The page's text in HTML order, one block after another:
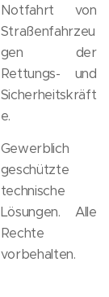
Notfahrt von
Straßenfahrzeu
gen der
Rettungs- und
Sicherheitskräft
e.
Gewerblich
geschützte
technische
Lösungen. Alle
Rechte
vorbehalten.